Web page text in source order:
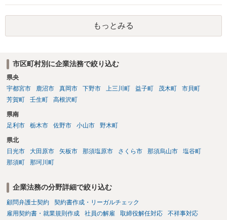
談いただくことをお勧めいたします。
的な経緯を踏まえて精査する必要がございます。 そのため、事情をお
伺いした上での検討が必要となりますので、個別に弁護士へのご相談
をご検討いただければと存じます。もっとみる
市区町村別に企業法務で絞り込む
県央
宇都宮市
鹿沼市 真岡市 下野市 上三川町 益子町 茂木町
市貝町
芳賀町
壬生町 高根沢町
県南
足利市
栃木市 佐野市 小山市 野木町
県北
日光市
大田原市 矢板市 那須塩原市 さくら市 那須烏山市
塩谷町
那須町
那珂川町
企業法務の分野詳細で絞り込む
顧問弁護士契約
契約書作成・リーガルチェック
雇用契約書・就業規則作成
社員の解雇 取締役解任対応
不祥事対応